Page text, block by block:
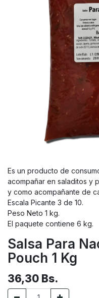
Es un producto de
acompañar en saladitos y
y como acompañante de
Escala Picante 3 de 10.
Peso Neto 1 kg.
El paquete contiene 6 kg.
Salsa Para
Pouch 1 Kg
36,30 Bs.